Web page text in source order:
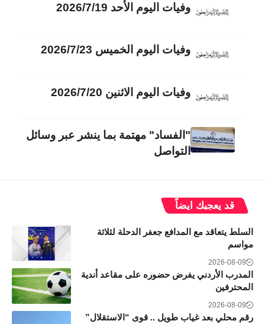
وفيات اليوم الأحد 2026/7/19
وفيات اليوم الخميس 2026/7/23
وفيات اليوم الاثنين 2026/7/20
"الفساد" مهتمة بما ينشر عبر وسائل
التواصل
قد يعجبك ايضاً
السلط يتعاقد مع المدافع جعفر الدحلة لثلاثة
مواسم
2026-08-09
المدرب الأردني يفرض حضوره على مقاعد أندية
المحترفين
2026-08-09
رقم محلي بعد غياب طويل .. قوى “الاستقلال”